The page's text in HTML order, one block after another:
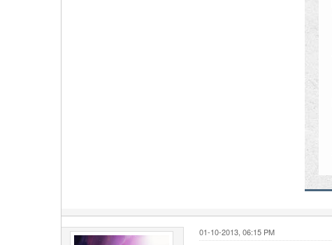
01-10-2013, 06:15 PM